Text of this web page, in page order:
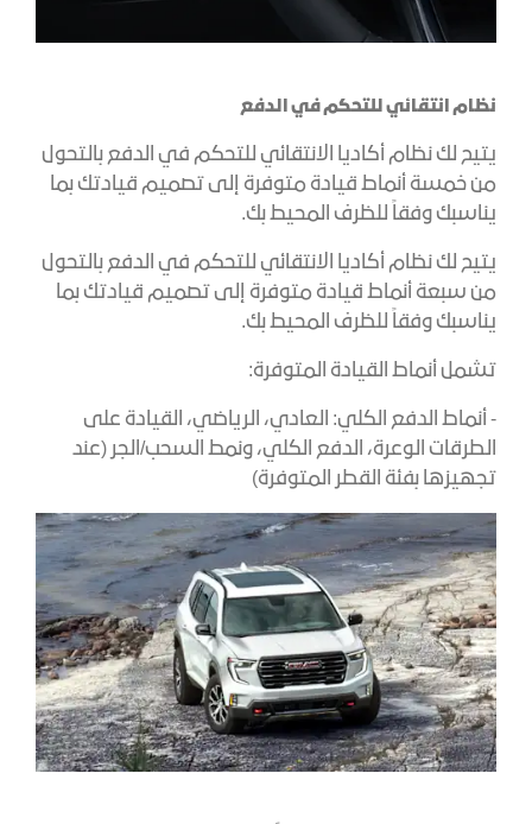
نظام انتقائي للتحكم في الدفع
يتيح لك نظام أكاديا الانتقائي للتحكم في الدفع بالتحول
من خمسة أنماط قيادة متوفرة إلى تصميم قيادتك بما
يناسبك وفقاً للظرف المحيط بك.
يتيح لك نظام أكاديا الانتقائي للتحكم في الدفع بالتحول
من سبعة أنماط قيادة متوفرة إلى تصميم قيادتك بما
يناسبك وفقاً للظرف المحيط بك.
تشمل أنماط القيادة المتوفرة:
- أنماط الدفع الكلي: العادي، الرياضي، القيادة على
الطرقات الوعرة، الدفع الكلي، ونمط السحب/الجر (عند
تجهيزها بفئة القطر المتوفرة)